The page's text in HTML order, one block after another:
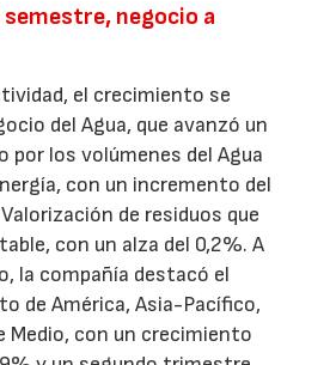
negocio a
el crecimiento se
del Agua, que avanzó un
por los volúmenes del Agua
con un incremento del
de residuos que
con un alza del 0,2%. A
la compañía destacó el
de América, Asia-Pacífico,
Medio, con un crecimiento